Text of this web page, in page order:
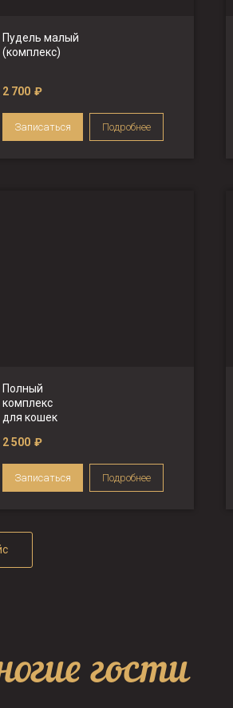
Пудель малый
(комплекс)
2 700 ₽
Записаться Подробнее
Полный
комплекс
для кошек
2 500 ₽
Записаться Подробнее
гости